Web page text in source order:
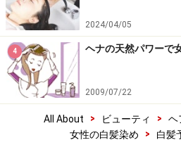
2024/04/05
4 ヘナの天然パワーで
2009/07/22
All About > ビューティ > ヘ
女性の白髪染め
> 白髪